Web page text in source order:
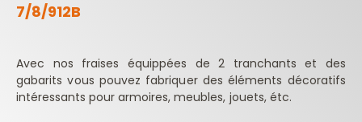
7/8/912B
Avec nos fraises équippées de 2 tranchants et des
gabarits vous pouvez fabriquer des éléments décoratifs
intéressants pour armoires, meubles, jouets, étc.